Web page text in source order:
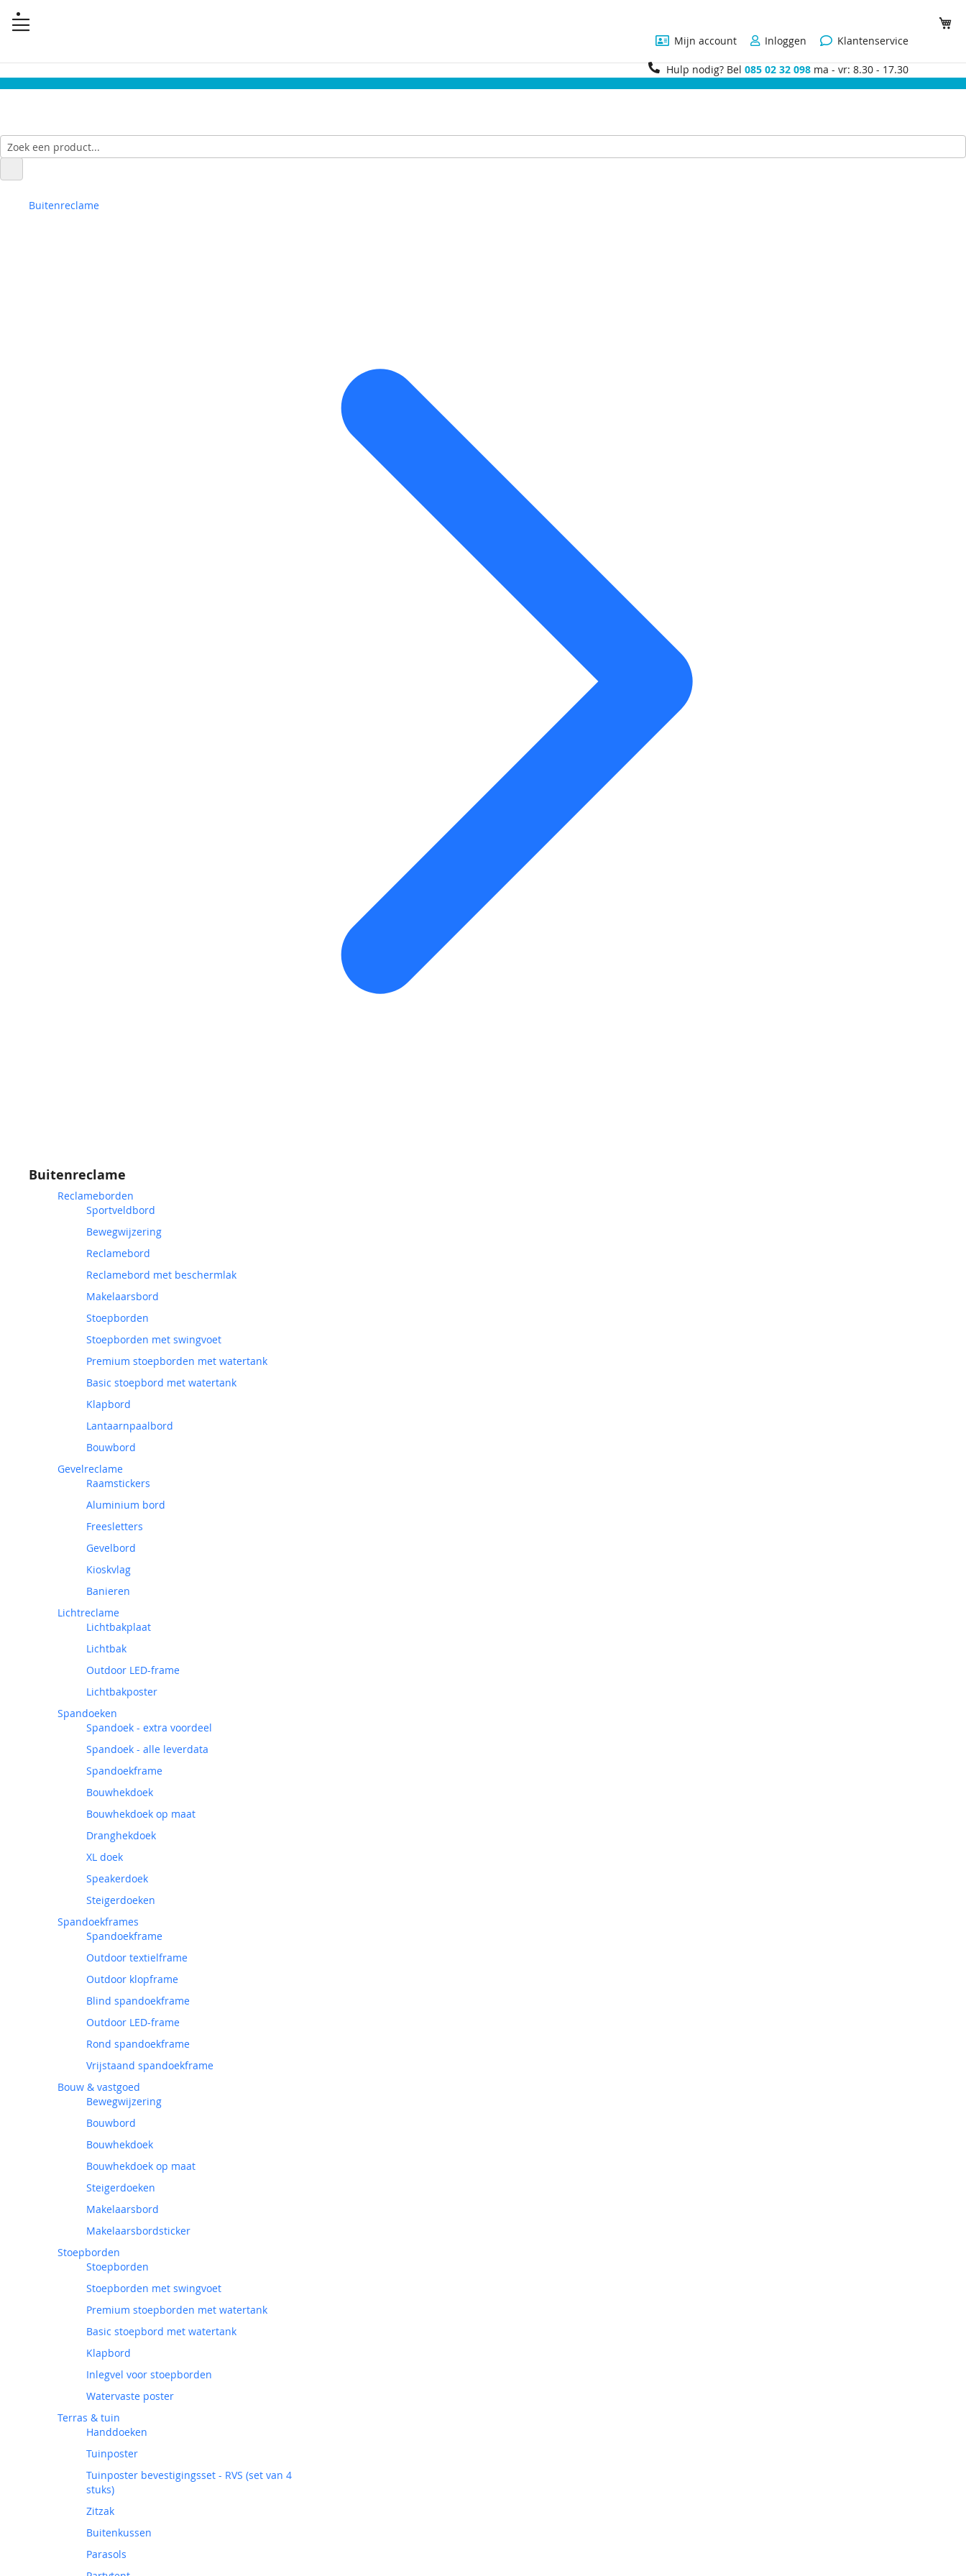
Mijn account
Inloggen Klantenservice
Hulp nodig? Bel 085 02 32 098 ma - vr: 8.30 - 17.30
Buitenreclame
Buitenreclame
Reclameborden
Sportveldbord
Bewegwijzering
Reclamebord
Reclamebord met beschermlak
Makelaarsbord
Stoepborden
Stoepborden met swingvoet
Premium stoepborden met watertank
Basic stoepbord met watertank
Klapbord
Lantaarnpaalbord
Bouwbord
Gevelreclame
Raamstickers
Aluminium bord
Freesletters
Gevelbord
Kioskvlag
Banieren
Lichtreclame
Lichtbakplaat
Lichtbak
Outdoor LED-frame
Lichtbakposter
Spandoeken
Spandoek - extra voordeel
Spandoek - alle leverdata
Spandoekframe
Bouwhekdoek
Bouwhekdoek op maat
Dranghekdoek
XL doek
Speakerdoek
Steigerdoeken
Spandoekframes
Spandoekframe
Outdoor textielframe
Outdoor klopframe
Blind spandoekframe
Outdoor LED-frame
Rond spandoekframe
Vrijstaand spandoekframe
Bouw & vastgoed
Bewegwijzering
Bouwbord
Bouwhekdoek
Bouwhekdoek op maat
Steigerdoeken
Makelaarsbord
Makelaarsbordsticker
Stoepborden
Stoepborden
Stoepborden met swingvoet
Premium stoepborden met watertank
Basic stoepbord met watertank
Klapbord
Inlegvel voor stoepborden
Watervaste poster
Terras & tuin
Handdoeken
Tuinposter
Tuinposter bevestigingsset - RVS (set van 4
stuks)
Zitzak
Buitenkussen
Parasols